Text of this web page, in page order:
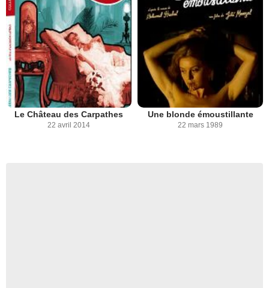
Le Château des Carpathes
22 avril 2014
Une blonde émoustillante
22 mars 1989